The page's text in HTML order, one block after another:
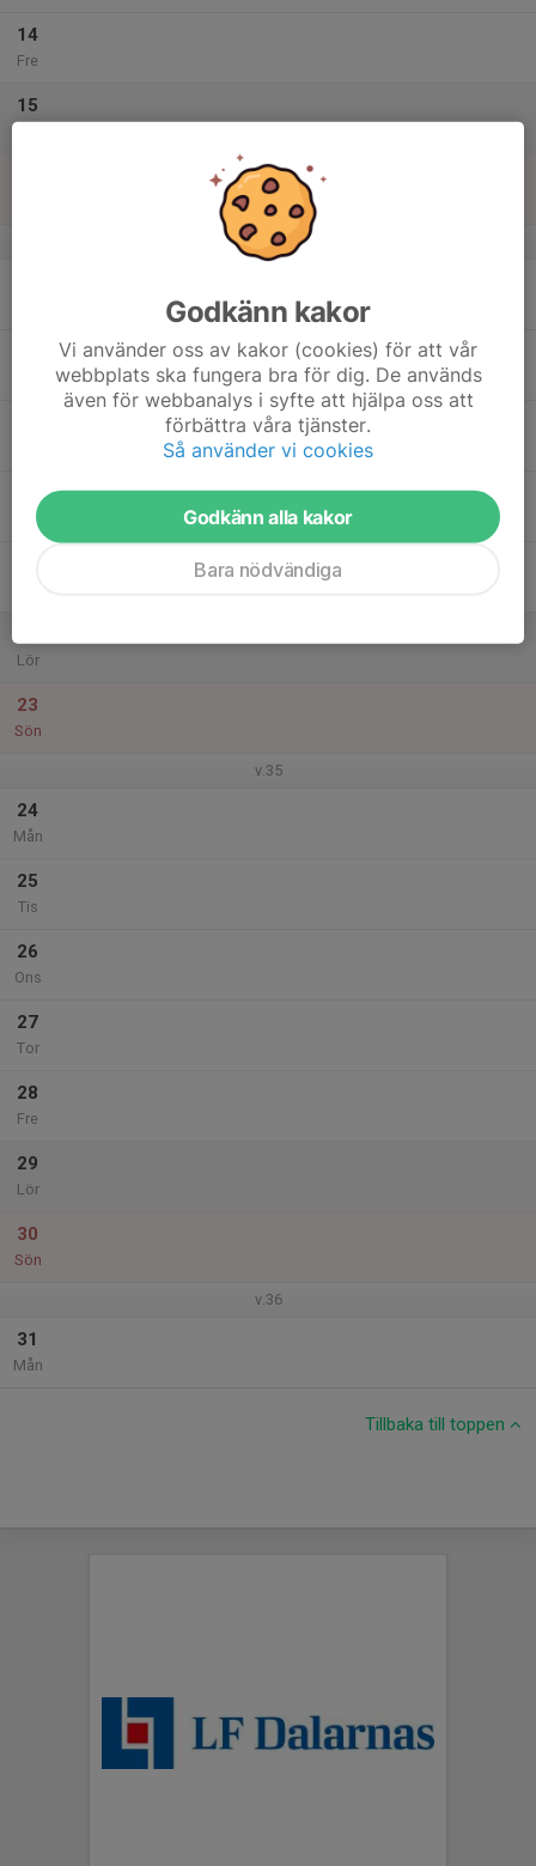
14
Fre
15
v.34
Tor
Lör
23
Sön
v.35
24
Mån
25
Tis
26
Ons
27
Tor
28
Fre
29
Lör
30
Sön
v.36
31
Mån
Tillbaka till toppen
Godkänn kakor
Vi använder oss av kakor (cookies) för att vår
webbplats ska fungera bra för dig. De används
även för webbanalys i syfte att hjälpa oss att
förbättra våra tjänster.
Så använder vi cookies
Godkänn alla kakor
Bara nödvändiga